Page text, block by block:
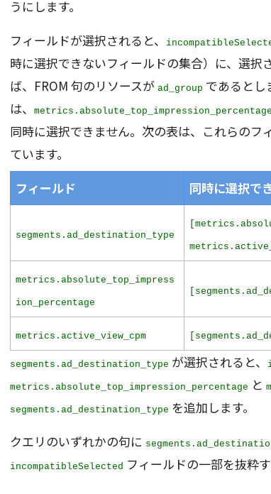
うにします。
フィールドが選択されると、
時に選択できないフィールドの集合）に、選択
ば、FROM 句のリソースが ad_group であるとし
は、 metrics.absolute_top_impression_percentage
同時に選択できません。次の表は、これらのフ
ています。
フィールド
同時に選択で
segments.ad_destination_type
metrics.absolute_top_impress
ion_percentage
metrics.active_view_cpm
segments.ad_destination_type が選択されると、
metrics.absolute_top_impression_percentage と
segments.ad_destination_type を追加します。
クエリのいずれかの句に
incompatibleSelected フィールドの一部を抜粋